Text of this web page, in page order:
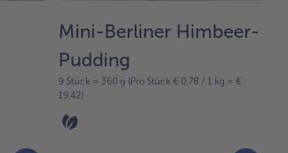
Mini-Berliner Himbeer-
Pudding
9 Stück = 360 g (Pro Stück € 0,78 / 1 kg = €
19,42)